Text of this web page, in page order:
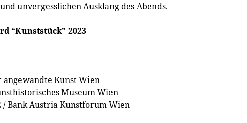
unvergesslichen Ausklang des Abends.
“Kunststück” 2023
angewandte Kunst Wien
Museum Wien
Bank Austria Kunstforum Wien